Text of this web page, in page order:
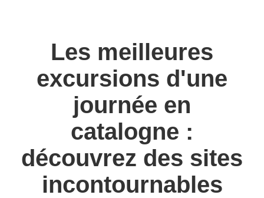
Les meilleures
excursions d'une
journée en
catalogne :
découvrez des sites
incontournables